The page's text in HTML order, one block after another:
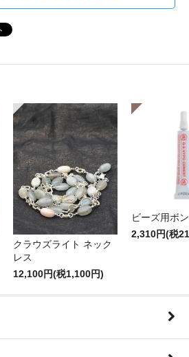
クラウズライト ネック
レス
12,100円(税1,100円)
ビーズ用ボ
2,310円(税